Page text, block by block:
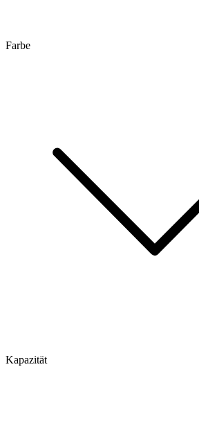
Farbe
Kapazität